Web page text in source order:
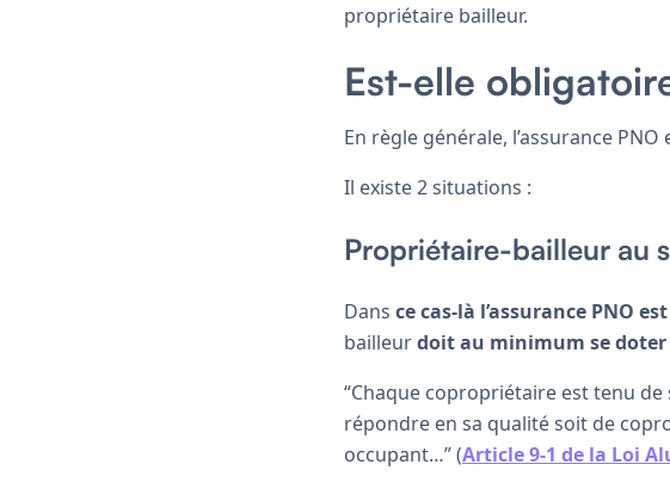
propriétaire bailleur.
Est-elle
En règle générale, l’assurance
Il existe 2 situations :
Propriétaire-bailleur au
Dans ce cas-là l’assurance PNO
bailleurdoit au minimum se doter
“Chaque copropriétaire est tenu
répondre en sa qualité soit de
occupant…” (Article 9-1 de la Loi